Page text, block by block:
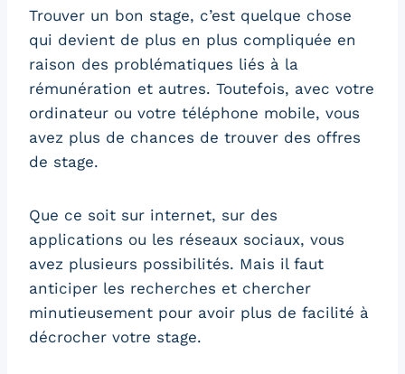
Trouver un bon stage, c’est quelque chose
qui devient de plus en plus compliquée en
raison des problématiques liés à la
rémunération et autres. Toutefois, avec votre
ordinateur ou votre téléphone mobile, vous
avez plus de chances de trouver des offres
de stage.
Que ce soit sur internet, sur des
applications ou les réseaux sociaux, vous
avez plusieurs possibilités. Mais il faut
anticiper les recherches et chercher
minutieusement pour avoir plus de facilité à
décrocher votre stage.